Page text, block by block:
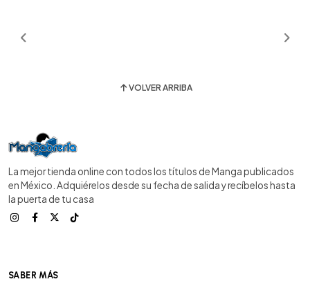
VOLVER ARRIBA
La mejor tienda online con todos los títulos de Manga publicados
en México. Adquiérelos desde su fecha de salida y recíbelos hasta
la puerta de tu casa
SABER MÁS